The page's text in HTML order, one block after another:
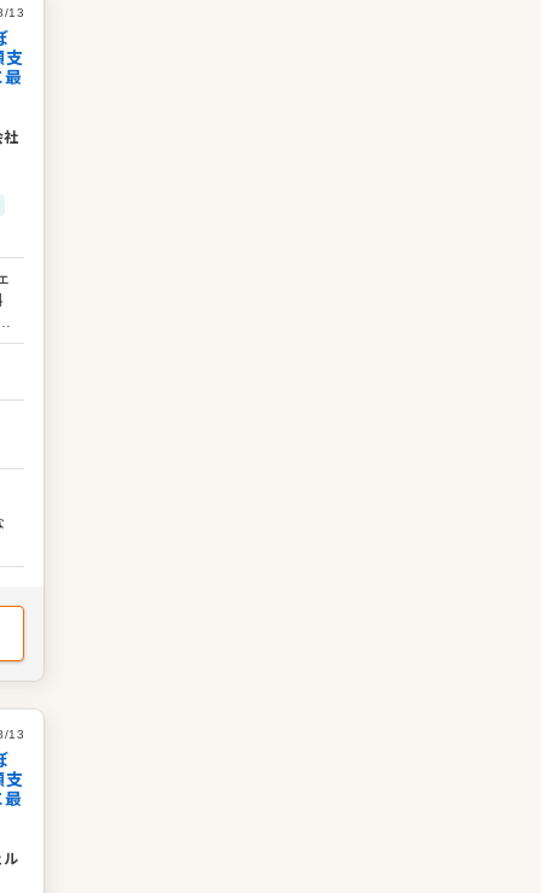
13
支
最
社
13
支
最
ル